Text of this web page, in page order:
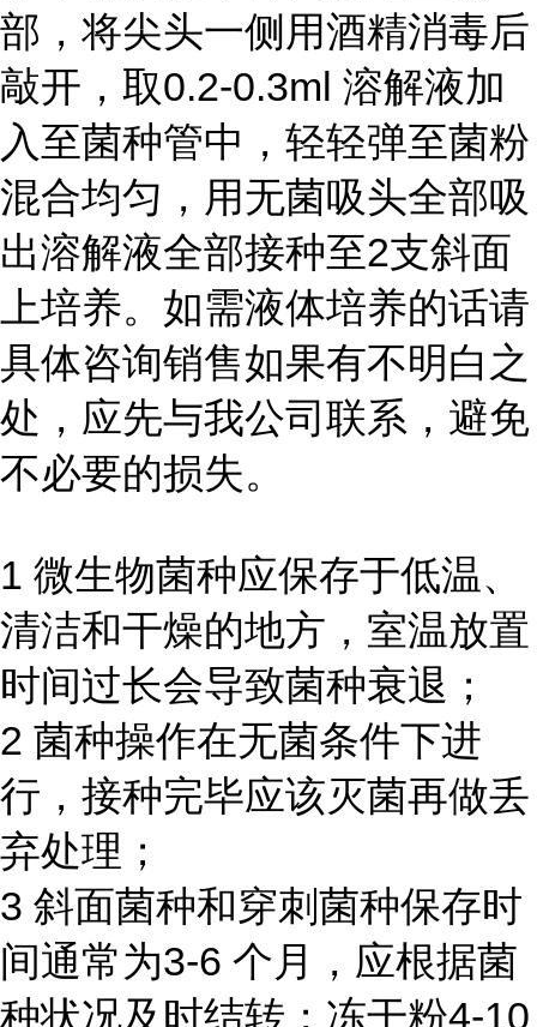
部，将尖头一侧用酒精消毒后
敲开，取0.2-0.3ml 溶解液加
入至菌种管中，轻轻弹至菌粉
混合均匀，用无菌吸头全部吸
出溶解液全部接种至2支斜面
上培养。如需液体培养的话请
具体咨询销售如果有不明白之
处，应先与我公司联系，避免
不必要的损失。
1 微生物菌种应保存于低温、
清洁和干燥的地方，室温放置
时间过长会导致菌种衰退；
2 菌种操作在无菌条件下进
行，接种完毕应该灭菌再做丢
弃处理；
3 斜面菌种和穿刺菌种保存时
间通常为3-6 个月，应根据菌
种状况及时结转；冻干粉4-10